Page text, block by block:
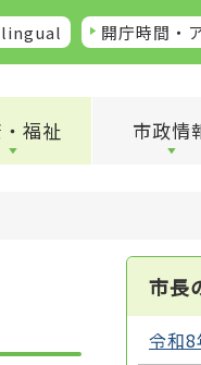
開庁時間・
福祉 市政情
市長
令和8